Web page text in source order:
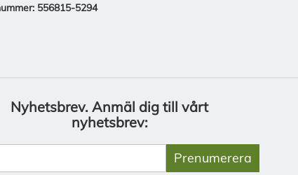
556815-5294
Nyhetsbrev. Anmäl dig till vårt
nyhetsbrev:
Prenumerera